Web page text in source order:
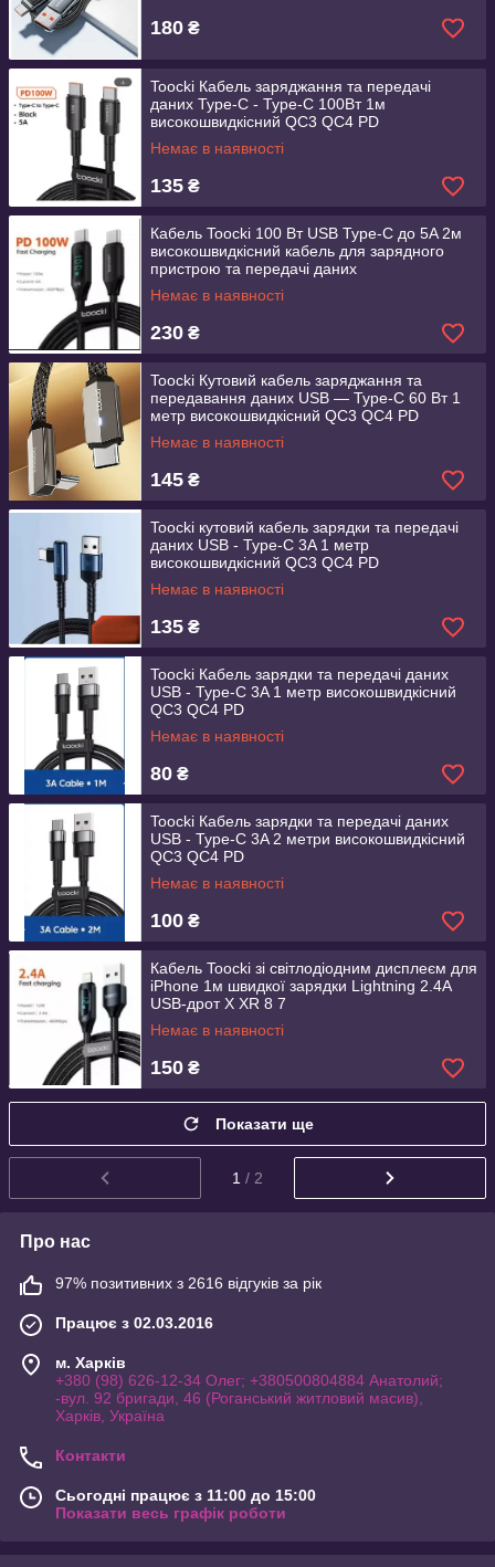
180 ₴
Toocki Кабель заряджання та передачі
даних Type-C - Type-C 100Вт 1м
високошвидкісний QC3 QC4 PD
Немає в наявності
135 ₴
Кабель Toocki 100 Вт USB Type-C до 5A 2м
високошвидкісний кабель для зарядного
пристрою та передачі даних
Немає в наявності
230 ₴
Toocki Кутовий кабель заряджання та
передавання даних USB — Type-C 60 Вт 1
метр високошвидкісний QC3 QC4 PD
Немає в наявності
145 ₴
Toocki кутовий кабель зарядки та передачі
даних USB - Type-C 3A 1 метр
високошвидкісний QC3 QC4 PD
Немає в наявності
135 ₴
Toocki Кабель зарядки та передачі даних
USB - Type-C 3A 1 метр високошвидкісний
QC3 QC4 PD
Немає в наявності
80 ₴
Toocki Кабель зарядки та передачі даних
USB - Type-C 3A 2 метри високошвидкісний
QC3 QC4 PD
Немає в наявності
100 ₴
Кабель Toocki зі світлодіодним дисплеєм для
iPhone 1м швидкої зарядки Lightning 2.4A
USB-дрот X XR 8 7
Немає в наявності
150 ₴
Показати ще
1 / 2
Про нас
97% позитивних з 2616 відгуків за рік
Працює з 02.03.2016
м. Харків
+380 (98) 626-12-34 Олег; +380500804884 Анатолий;
-вул. 92 бригади, 46 (Роганський житловий масив),
Харків, Україна
Контакти
Сьогодні працює з 11:00 до 15:00
Показати весь графік роботи